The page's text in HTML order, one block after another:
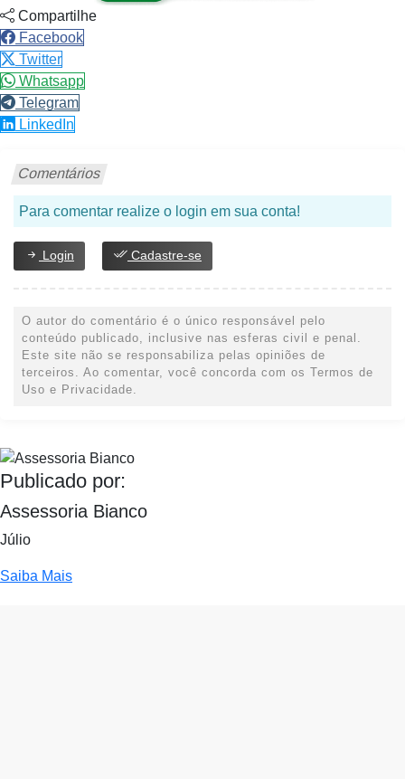
Compartilhe
Facebook
Twitter
Whatsapp
Telegram
LinkedIn
Comentários
Para comentar realize o login em sua conta!
Login Cadastre-se
O autor do comentário é o único responsável pelo
conteúdo publicado, inclusive nas esferas civil e penal.
Este site não se responsabiliza pelas opiniões de
terceiros. Ao comentar, você concorda com os Termos de
Uso e Privacidade.
Publicado por:
Assessoria Bianco
Júlio
Saiba Mais